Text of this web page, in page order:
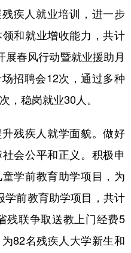
疾人就业培训，进一步
和就业增收能力，共计
春风行动暨就业援助月
招聘会12次，通过多种
，稳岗就业30人。
残疾人就学面貌。做好
会公平和正义。积极申
学前教育助学项目，为
前教育助学项目，共计
残联争取送教上门经费5
82名残疾人大学新生和